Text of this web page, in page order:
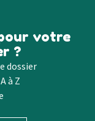
votre
?
dossier
à Z